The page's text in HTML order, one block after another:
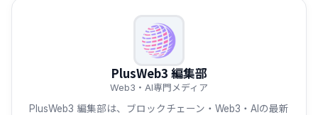
PlusWeb3 編集部
Web3・AI専門メディア
PlusWeb3 編集部は、ブロックチェーン・Web3・AIの最新